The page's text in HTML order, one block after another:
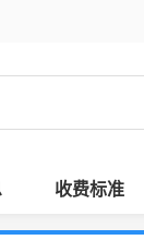
收费标准